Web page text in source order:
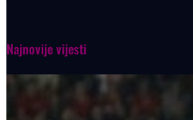
Najnovije vijesti